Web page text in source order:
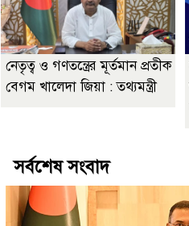
নেতৃত্ব ও গণতন্ত্রের মূর্তমান প্রতীক
বেগম খালেদা জিয়া : তথ্যমন্ত্রী
সর্বশেষ সংবাদ